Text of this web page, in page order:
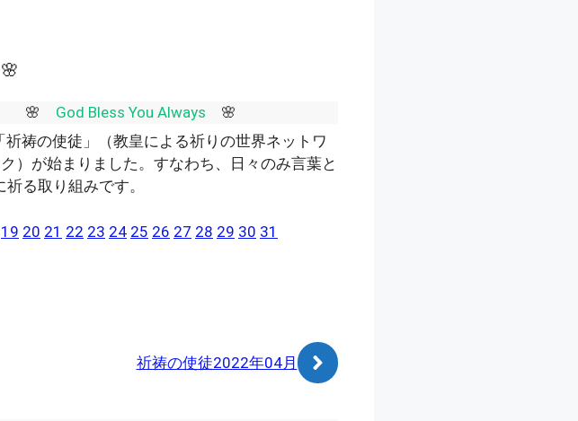
🌸 God Bless You Always
祷の使徒」（教皇による祈りの世界ネットワ
）が始まりました。すなわち、日々のみ言葉と
る取り組みです。
19 20 21 22 23 24 25 26 27 28 29 30 31
祈祷の使徒2022年04月